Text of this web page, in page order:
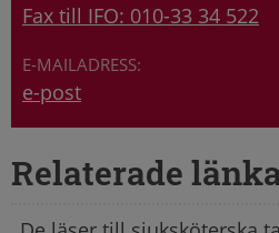
Fax till IFO: 010-33 34 522
e-post
Relaterade